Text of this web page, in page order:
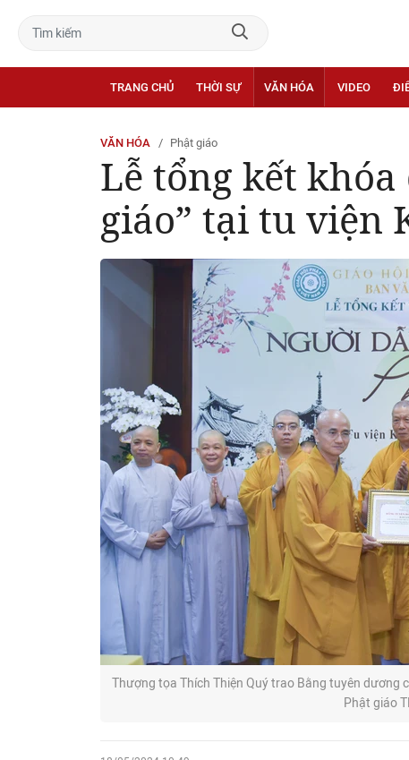
TRANG CHỦ THỜI SỰ VĂN HÓA VIDEO
VĂN HÓA Phật giáo
Lễ tổng kết
giáo” tại tu viện
Thượng tọa Thích Thiện Quý trao Bằng tuyên dương
Phật giáo